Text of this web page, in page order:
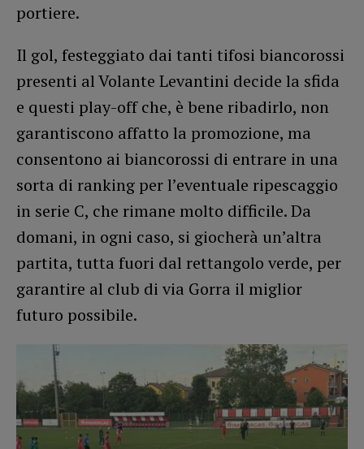
portiere.
Il gol, festeggiato dai tanti tifosi biancorossi
presenti al Volante Levantini decide la sfida
e questi play-off che, è bene ribadirlo, non
garantiscono affatto la promozione, ma
consentono ai biancorossi di entrare in una
sorta di ranking per l’eventuale ripescaggio
in serie C, che rimane molto difficile. Da
domani, in ogni caso, si giocherà un’altra
partita, tutta fuori dal rettangolo verde, per
garantire al club di via Gorra il miglior
futuro possibile.